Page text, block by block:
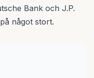
Bank och J.P.
något stort.